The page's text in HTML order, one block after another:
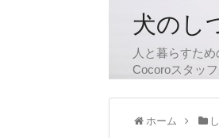
犬のし
人と暮らすた
Cocoroスタッ
ホーム